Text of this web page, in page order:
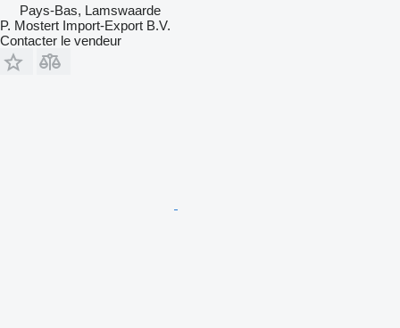
Pays-Bas, Lamswaarde
P. Mostert Import-Export B.V.
Contacter le vendeur